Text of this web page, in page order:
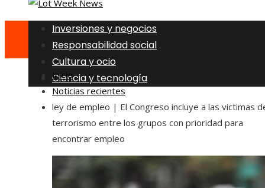
Inversiones y negocios
Responsabilidad social
Cultura y ocio
Ciencia y tecnología
Inicio
Noticias recientes
ley de empleo | El Congreso incluye a las victimas
terrorismo entre los grupos con prioridad para
encontrar empleo